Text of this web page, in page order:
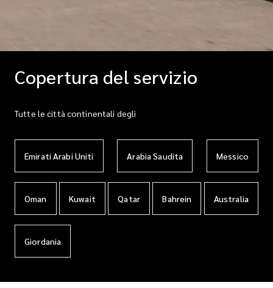
Copertura del servizio
Tutte le città continentali degli
Emirati Arabi Uniti Arabia Saudita Messico
Oman Kuwait Qatar Bahrein Australia
Giordania